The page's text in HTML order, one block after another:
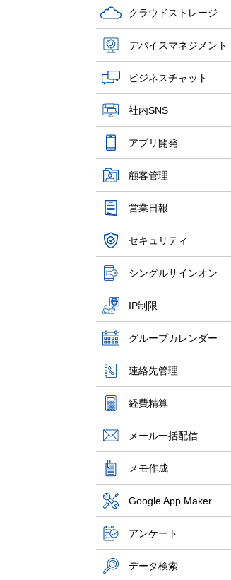
クラウドストレージ
デバイスマネジメント
ビジネスチャット
社内SNS
アプリ開発
顧客管理
営業日報
セキュリティ
シングルサインオン
IP制限
グループカレンダー
連絡先管理
経費精算
メール一括配信
メモ作成
Google App Maker
アンケート
データ検索